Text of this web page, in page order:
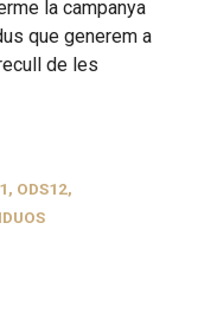
la campanya
que generem a
de les
, ODS12,